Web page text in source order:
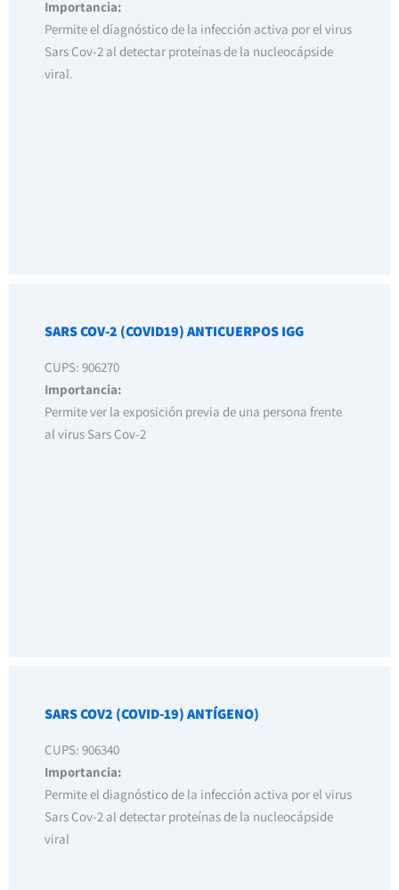
Importancia:
Permite el díagnóstico de la infección activa por el virus
Sars Cov-2 al detectar proteínas de la nucleocápside
viral.
SARS COV-2 (COVID19) ANTICUERPOS IGG
CUPS: 906270
Importancia:
Permite ver la exposición previa de una persona frente
al virus Sars Cov-2
SARS COV2 (COVID-19) ANTÍGENO)
CUPS: 906340
Importancia:
Permite el diagnóstico de la infección activa por el virus
Sars Cov-2 al detectar proteínas de la nucleocápside
viral